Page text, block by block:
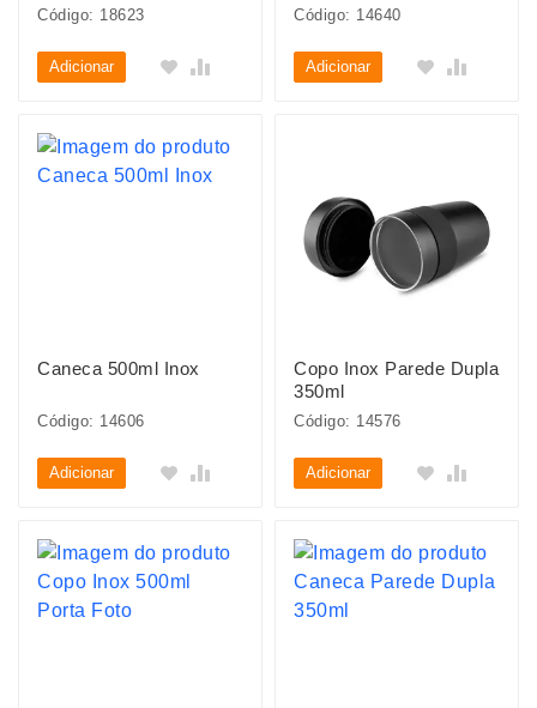
Código: 18623
Adicionar
Código: 14640
Adicionar
Caneca 500ml Inox
Código: 14606
Adicionar
Copo Inox Parede Dupla
350ml
Código: 14576
Adicionar